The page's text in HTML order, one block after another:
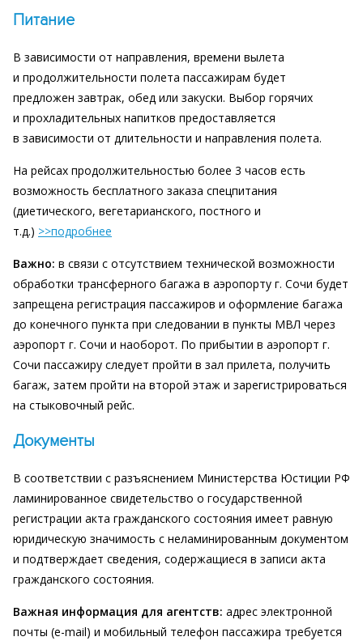
Питание
В зависимости от направления, времени вылета
и продолжительности полета пассажирам будет
предложен завтрак, обед или закуски. Выбор горячих
и прохладительных напитков предоставляется
в зависимости от длительности и направления полета.
На рейсах продолжительностью более 3 часов есть
возможность бесплатного заказа спецпитания
(диетического, вегетарианского, постного и
т.д.) >>подробнее
Важно: в связи с отсутствием технической возможности
обработки трансферного багажа в аэропорту г. Сочи будет
запрещена регистрация пассажиров и оформление багажа
до конечного пункта при следовании в пункты МВЛ через
аэропорт г. Сочи и наоборот. По прибытии в аэропорт г.
Сочи пассажиру следует пройти в зал прилета, получить
багаж, затем пройти на второй этаж и зарегистрироваться
на стыковочный рейс.
Документы
В соответствии с разъяснением Министерства Юстиции РФ
ламинированное свидетельство о государственной
регистрации акта гражданского состояния имеет равную
юридическую значимость с неламинированным документом
и подтверждает сведения, содержащиеся в записи акта
гражданского состояния.
Важная информация для агентств: адрес электронной
почты (e-mail) и мобильный телефон пассажира требуется